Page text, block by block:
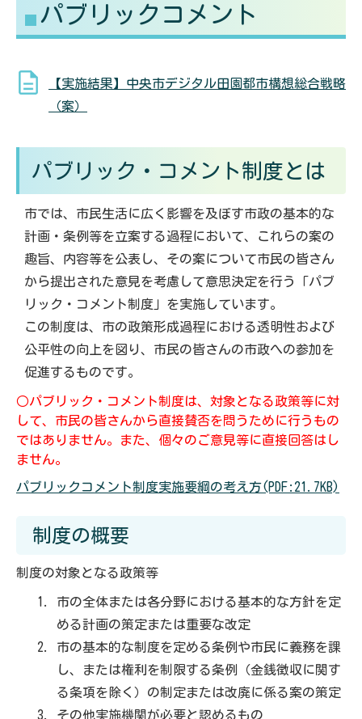
るす パブリックコメント
【実施結果】中央市デジタル田園都市構想総合戦略
（案）
パブリック・コメント制度とは
市では、市民生活に広く影響を及ぼす市政の基本的な
計画・条例等を立案する過程において、これらの案の
趣旨、内容等を公表し、その案について市民の皆さん
から提出された意見を考慮して意思決定を行う「パブ
リック・コメント制度」を実施しています。
この制度は、市の政策形成過程における透明性および
公平性の向上を図り、市民の皆さんの市政への参加を
促進するものです。
○パブリック・コメント制度は、対象となる政策等に対
して、市民の皆さんから直接賛否を問うために行うもの
ではありません。また、個々のご意見等に直接回答はし
ません。
パブリックコメント制度実施要綱の考え方(PDF:21.7KB)
制度の概要
制度の対象となる政策等
市の全体または各分野における基本的な方針を定
める計画の策定または重要な改定
市の基本的な制度を定める条例や市民に義務を課
し、または権利を制限する条例（金銭徴収に関す
る条項を除く）の制定または改廃に係る案の策定
その他実施機関が必要と認めるもの